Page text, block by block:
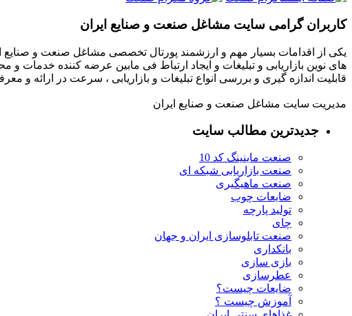
کاربران گرامی سایت مشاغل صنعت و صنایع ایران
یکی از اقدامات بسیار مهم و ارزشمند پورتال تخصصی مشاغل صنعت و
های نوین بازاریابی و تبلیغات و ایجاد ارتباط فی مابین عرضه کننده خدمات و
قابلیت اندازه گیری و بررسی انواع تبلیغات و بازاریابی ، سرعت در ارائه
مدیریت سایت مشاغل صنعت و صنایع ایران
جدیدترین مطالب سایت
صنعت ماینینگ کد 10
صنعت بازاریابی شبکه ای
صنعت ماهیگیری
ضایعات چوب
تولید پارچه
چای
صنعت تابلوسازی ایران و جهان
بانکداری
بازی سازی
عطرسازی
ضایعات چیست؟
آموزش چیست ؟